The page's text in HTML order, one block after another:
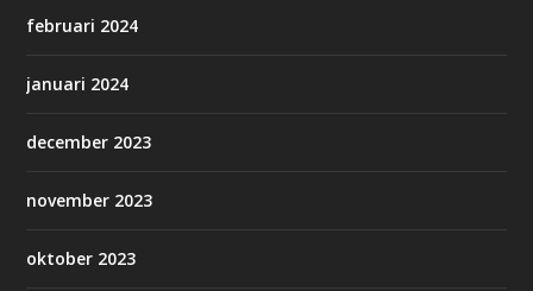
februari 2024
januari 2024
december 2023
november 2023
oktober 2023